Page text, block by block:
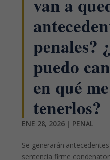
van a
penales?
puedo
en qué
tenerlos?
ENE 28, 2026| PENAL
Se generarán
sentencia firme